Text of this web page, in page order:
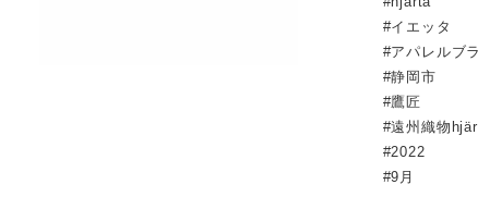
#イエッタ
#アパレルブ
#静岡市
#鷹匠
#遠州織物
#2022
#9月